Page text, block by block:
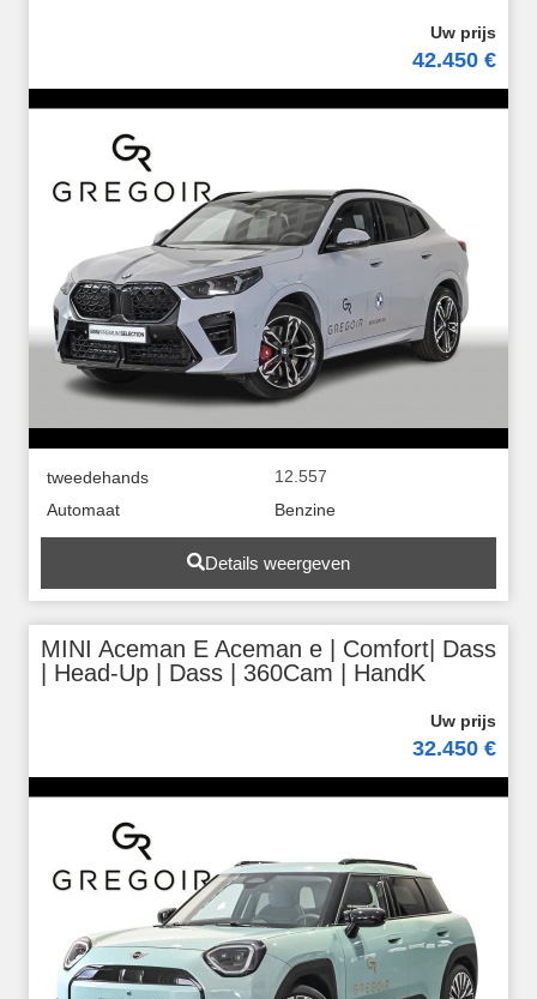
42.450 €
tweedehands
12.557
Automaat
Benzine
Details weergeven
MINI Aceman E Aceman e | Comfort| Dass
| Head-Up | Dass | 360Cam | HandK
32.450 €